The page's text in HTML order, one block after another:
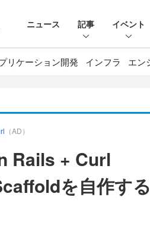
ニュース 記事 イベント
リケーション開発 インフラ エン
（AD）
Rails + Curl
を自作する